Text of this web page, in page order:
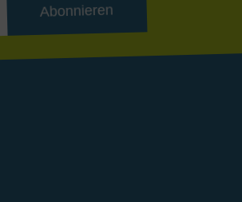
Abonnieren